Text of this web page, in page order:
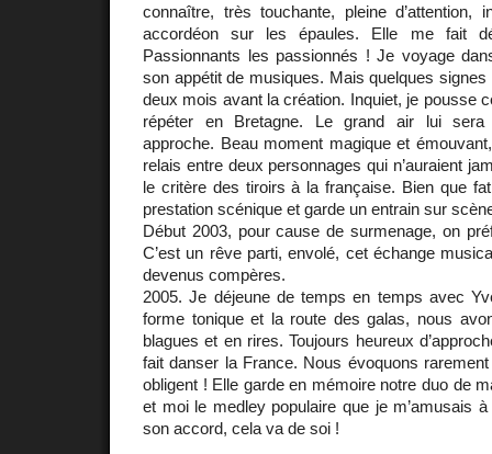
connaître, très touchante, pleine d’attention,
accordéon sur les épaules. Elle me fait
Passionnants les passionnés ! Je voyage
son appétit de musiques. Mais quelques
deux mois avant la création. Inquiet, je pousse
répéter en Bretagne. Le grand air lui sera
approche. Beau moment magique et
relais entre deux personnages qui n’auraient
le critère des tiroirs à la française. Bien que
prestation scénique et garde un entrain sur
Début 2003, pour cause de surmenage, on
C’est un rêve parti, envolé, cet échange
devenus compères.
2005. Je déjeune de temps en temps avec
forme tonique et la route des galas, nous
blagues et en rires. Toujours heureux
fait danser la France. Nous évoquons
obligent ! Elle garde en mémoire notre duo de
et moi le medley populaire que je m’amusais à
son accord, cela va de soi !